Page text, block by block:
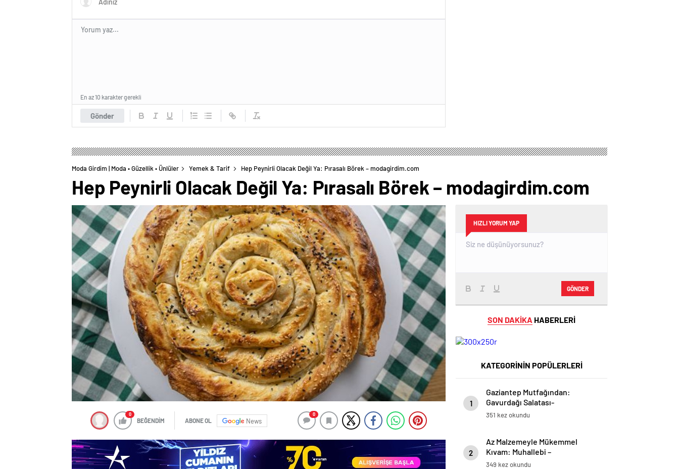
Gönder
En az 10 karakter gerekli
Moda Girdim | Moda • Güzellik • Ünlüler Yemek & Tarif Hep Peynirli Olacak Değil Ya: Pırasalı Börek – modagirdim.com
Hep Peynirli Olacak Değil Ya: Pırasalı Börek – modagirdim.com
0
BEĞENDİM ABONE OL News
0
HIZLI YORUM YAP
GÖNDER
SON DAKİKA HABERLERİ
KATEGORİNİN POPÜLERLERİ
1
Gaziantep Mutfağından:
Gavurdağı Salatası-
modagirdim.com
351 kez okundu
2
Az Malzemeyle Mükemmel
Kıvam: Muhallebi –
modagirdim.com
349 kez okundu